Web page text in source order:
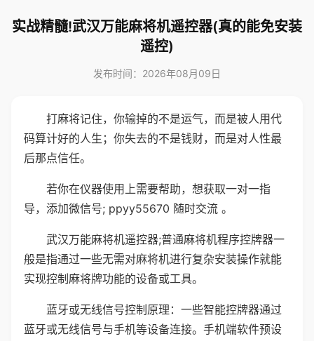
实战精髓!武汉万能麻将机遥控器(真的能免安装
遥控)
发布时间：2026年08月09日
打麻将记住，你输掉的不是运气，而是被人用代
码算计好的人生；你失去的不是钱财，而是对人性最
后那点信任。
若你在仪器使用上需要帮助，想获取一对一指
导，添加微信号; ppyy55670 随时交流 。
武汉万能麻将机遥控器;普通麻将机程序控牌器一
般是指通过一些无需对麻将机进行复杂安装操作就能
实现控制麻将牌功能的设备或工具。
蓝牙或无线信号控制原理：一些智能控牌器通过
蓝牙或无线信号与手机等设备连接。手机端软件预设